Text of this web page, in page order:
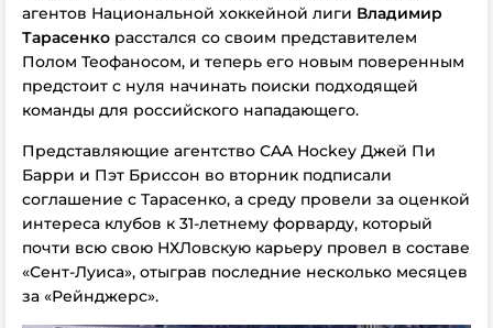
агентов Национальной хоккейной лиги Владимир
Тарасенко расстался со своим представителем
Полом Теофаносом, и теперь его новым поверенным
предстоит с нуля начинать поиски подходящей
команды для российского нападающего.
Представляющие агентство CAA Hockey Джей Пи
Барри и Пэт Бриссон во вторник подписали
соглашение с Тарасенко, а среду провели за оценкой
интереса клубов к 31-летнему форварду, который
почти всю свою НХЛовскую карьеру провел в составе
«Сент-Луиса», отыграв последние несколько месяцев
за «Рейнджерс».